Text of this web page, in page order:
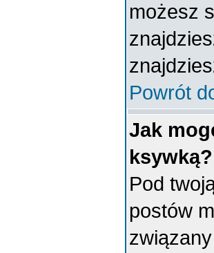
możesz
Powrót
Jak
ksywką?
Pod
postów